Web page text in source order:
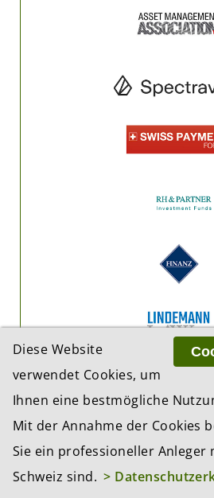
Diese Website
verwendet Cookies, um
Ihnen eine bestmögliche
Mit der Annahme der Cookies
Sie ein professioneller Anleger
Schweiz sind. >